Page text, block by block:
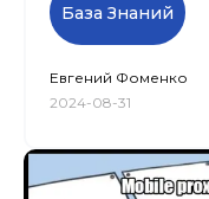
База Знаний
Евгений Фоменко
2024-08-31